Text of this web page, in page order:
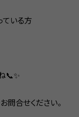
いる方
📞✨
問合せください。